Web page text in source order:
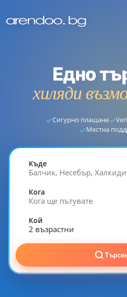
Едно
хиляди
✓Сигурно плащане✓
✓Местна
Къде
Балчик, Несебър,
Кога
Кога ще пътувате
Кой
2 възрастни